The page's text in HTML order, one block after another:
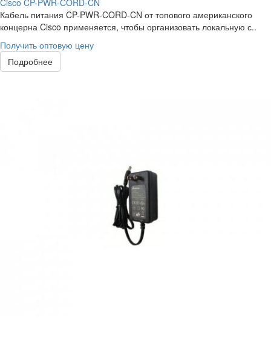
Cisco CP-PWR-CORD-CN
Кабель питания CP-PWR-CORD-CN от топового американского
концерна Cisco применяется, чтобы организовать локальную с..
Получить оптовую цену
Подробнее